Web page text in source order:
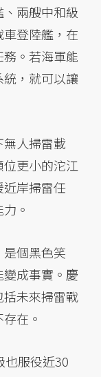
兩艘中和級
登陸艦，在
。若海軍能
，就可以讓
人掃雷載
更小的沱江
岸掃雷任
。
個黑色笑
成事實。慶
未來掃雷戰
在。
也服役近30